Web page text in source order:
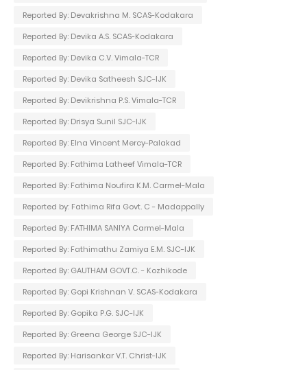
Reported By: Devakrishna M. SCAS-Kodakara
Reported By: Devika A.S. SCAS-Kodakara
Reported By: Devika C.V. Vimala-TCR
Reported By: Devika Satheesh SJC-IJK
Reported By: Devikrishna P.S. Vimala-TCR
Reported By: Drisya Sunil SJC-IJK
Reported By: Elna Vincent Mercy-Palakad
Reported By: Fathima Latheef Vimala-TCR
Reported By: Fathima Noufira K.M. Carmel-Mala
Reported by: Fathima Rifa Govt. C - Madappally
Reported By: FATHIMA SANIYA Carmel-Mala
Reported By: Fathimathu Zamiya E.M. SJC-IJK
Reported By: GAUTHAM GOVT.C. - Kozhikode
Reported By: Gopi Krishnan V. SCAS-Kodakara
Reported By: Gopika P.G. SJC-IJK
Reported By: Greena George SJC-IJK
Reported By: Harisankar V.T. Christ-IJK